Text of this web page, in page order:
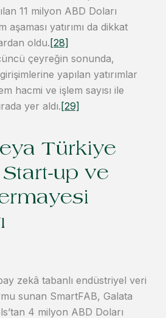
11 milyon ABD Doları
aşaması yatırımı da dikkat
oldu. [28]
çeyreğin sonunda,
yapılan yatırımlar
hacmi ve işlem sayısı ile
yer aldı. [29]
Türkiye
Start-up ve
zekâ tabanlı endüstriyel veri
sunan SmartFAB, Galata
4 milyon ABD Doları